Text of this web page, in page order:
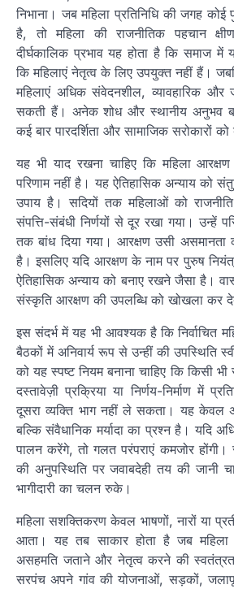
निभाना। जब महिला प्रतिनिधि की जगह
है, तो महिला की राजनीतिक पहचान
दीर्घकालिक प्रभाव यह होता है कि समाज में
कि महिलाएं नेतृत्व के लिए उपयुक्त नहीं हैं।
महिलाएं अधिक संवेदनशील, व्यावहारिक और
सकती हैं। अनेक शोध और स्थानीय अनुभव
कई बार पारदर्शिता और सामाजिक सरोकारों को
यह भी याद रखना चाहिए कि महिला
परिणाम नहीं है। यह ऐतिहासिक अन्याय को
उपाय है। सदियों तक महिलाओं को
संपत्ति-संबंधी निर्णयों से दूर रखा गया। उन्हें
तक बांध दिया गया। आरक्षण उसी
है। इसलिए यदि आरक्षण के नाम पर पुरुष
ऐतिहासिक अन्याय को बनाए रखने जैसा है।
संस्कृति आरक्षण की उपलब्धि को खोखला कर
इस संदर्भ में यह भी आवश्यक है कि निर्वाचित
बैठकों में अनिवार्य रूप से उन्हीं की उपस्थिति
को यह स्पष्ट नियम बनाना चाहिए कि किसी भी
दस्तावेज़ी प्रक्रिया या निर्णय-निर्माण में
दूसरा व्यक्ति भाग नहीं ले सकता। यह केवल
बल्कि संवैधानिक मर्यादा का प्रश्न है। यदि
पालन करेंगे, तो गलत परंपराएं कमजोर होंगी।
की अनुपस्थिति पर जवाबदेही तय की जानी
भागीदारी का चलन रुके।
महिला सशक्तिकरण केवल भाषणों, नारों या
आता। यह तब साकार होता है जब महिला
असहमति जताने और नेतृत्व करने की
सरपंच अपने गांव की योजनाओं, सड़कों,